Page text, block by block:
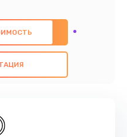
ремонт с
компонентов, а
всех
- предоставить
записаться на